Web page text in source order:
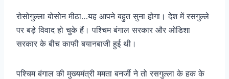
रोसोगुल्ला बोसोन मीठा…यह आपने बहुत सुना होगा। देश में रसगुल्ले
पर बड़े विवाद हो चुके हैं। पश्चिम बंगाल सरकार और ओडिशा
सरकार के बीच काफी बयानबाजी हुई थी।
पश्चिम बंगाल की मुख्यमंत्री ममता बनर्जी ने तो रसगुल्ला के हक के